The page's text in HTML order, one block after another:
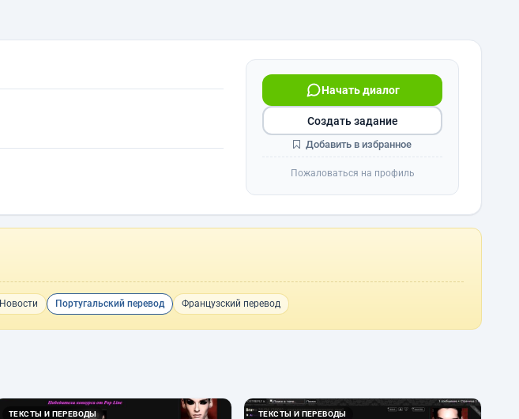
Начать диалог
Создать задание
Добавить в избранное
Пожаловаться на профиль
Новости Португальский перевод Французский перевод
ТЕКСТЫ И ПЕРЕВОДЫ ТЕКСТЫ И ПЕРЕВОДЫ